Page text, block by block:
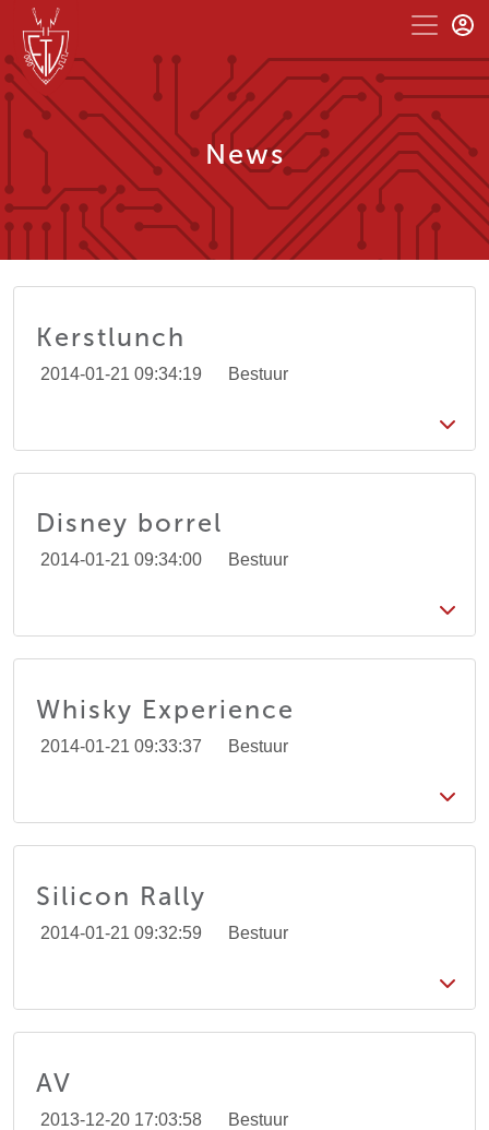
News
Kerstlunch
2014-01-21 09:34:19 Bestuur
Disney borrel
2014-01-21 09:34:00 Bestuur
Whisky Experience
2014-01-21 09:33:37 Bestuur
Silicon Rally
2014-01-21 09:32:59 Bestuur
AV
2013-12-20 17:03:58 Bestuur